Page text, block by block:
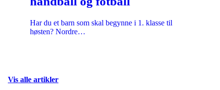
Har du et barn som skal begynne i 1. klasse til
høsten? Nordre…
Vis alle artikler